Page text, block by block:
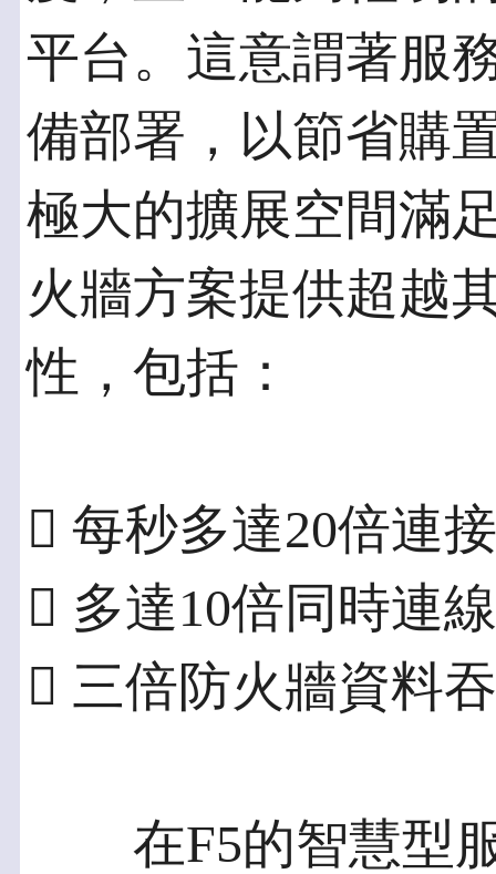
平台。這意謂著服
備部署，以節省購
極大的擴展空間滿
火牆方案提供超越
性，包括：
 每秒多達20倍連
 多達10倍同時連
 三倍防火牆資料
在F5的智慧型服